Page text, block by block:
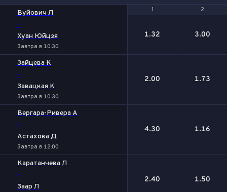
1 2
Вуйович Л
-
Хуан Юйцзя
Завтра в 10:30
1 2
1.32 3.00
Зайцева К
-
Завацкая К
Завтра в 10:30
2.00 1.73
Вергара-Ривера А
-
Астахова Д
Завтра в 12:00
4.30 1.16
Каратанчева Л
-
Заар Л
2.40 1.50